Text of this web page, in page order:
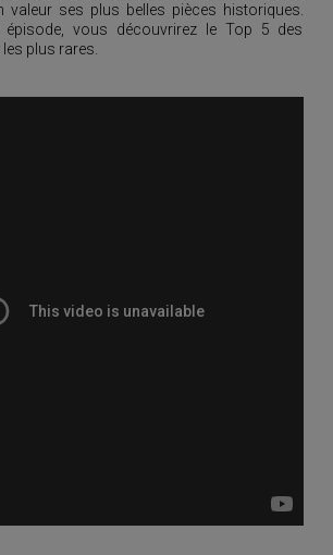
valeur ses plus belles pièces historiques.
épisode, vous découvrirez le Top 5 des
plus rares.